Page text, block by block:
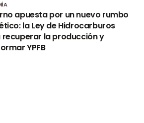
apuesta por un nuevo rumbo
la Ley de Hidrocarburos
recuperar la producción y
YPFB